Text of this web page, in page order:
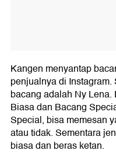
Kangen menyantap
penjualnya di
bacang adalah Ny
Biasa dan Bacang
Special, bisa memesan
atau tidak. Sementara
biasa dan beras ketan.